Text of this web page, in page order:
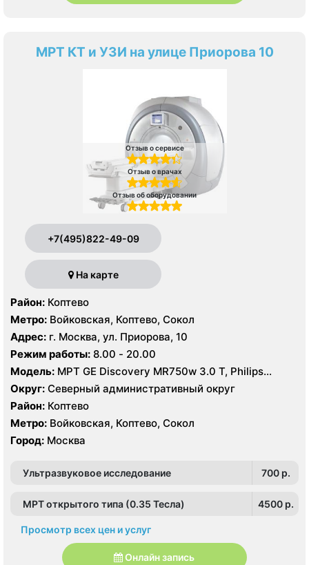
МРТ КТ и УЗИ на улице Приорова 10
Отзыв о сервисе
Отзыв о врачах
Отзыв об оборудовании
+7(495)822-49-09
На карте
Район: Коптево
Метро: Войковская, Коптево, Сокол
Адрес: г. Москва, ул. Приорова, 10
Режим работы: 8.00 - 20.00
Модель: МРТ GE Discovery MR750w 3.0 T, Philips
Ingenia 1.5 Т, GE Signa Ovation HDx 0.35T, КТ Philips
Ingenuity Elite 128 срезов, GE LightSpeed 64 среза,
Siemens SOMATOM Emotion 16 срезов
Округ: Северный административный округ
Район: Коптево
Метро: Войковская, Коптево, Сокол
Город: Москва
Ультразвуковое исследование 700 p.
МРТ открытого типа (0.35 Тесла) 4500 p.
Просмотр всех цен и услуг
Онлайн запись